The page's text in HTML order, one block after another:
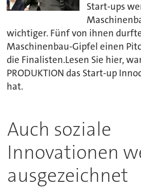
Start-ups
wichtiger. Fünf von ihnen
Maschinenbau-Gipfel einen
die Finalisten.Lesen Sie hier,
PRODUKTION das Start-up
hat.
Auch soziale
Innovationen
ausgezeichnet